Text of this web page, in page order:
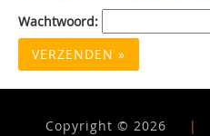
Wachtwoord:
Copyright © 2026 |